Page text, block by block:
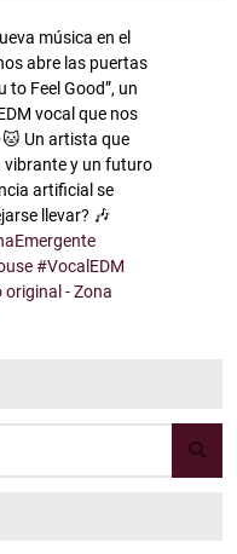
música en el
abre las puertas
to Feel Good”, un
vocal que nos
Un artista que
vibrante y un futuro
artificial se
llevar? 🎶
#VocalEDM
- Zona